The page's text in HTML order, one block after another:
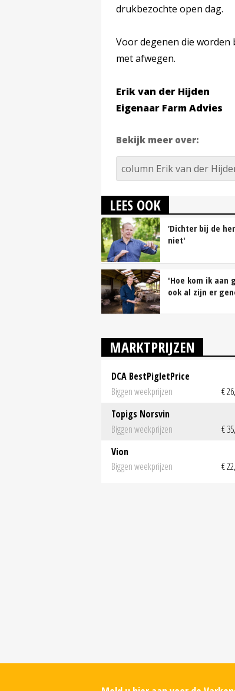
drukbezochte open dag.
Voor degenen die worden
met afwegen.
Erik van der Hijden
Eigenaar Farm Advies
Bekijk meer over:
column Erik van der
LEES OOK
‘Dichter bij de
niet'
'Hoe kom ik aan
ook al zijn er
MARKTPRIJZEN
DCA BestPigletPrice
Biggen weekprijzen
€
Topigs Norsvin
Biggen weekprijzen
€
Vion
Biggen weekprijzen
€